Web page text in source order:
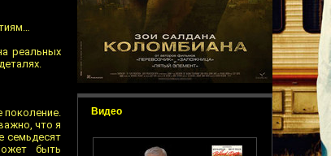
Видео
реальных
поколение.
что я
семьдесят
быть